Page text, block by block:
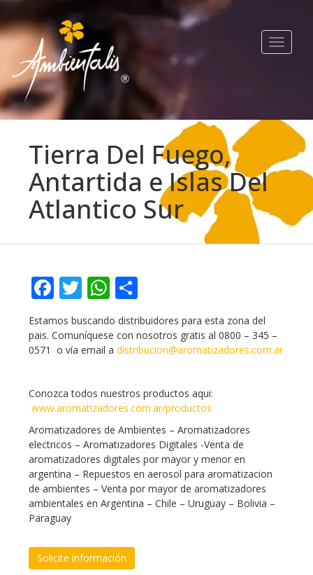
Toggle
Tierra Del Fuego,
Antartida e Islas Del
Atlantico Sur
Facebook
TwitterWhatsApp
Estamos buscando distribuidores para esta zona del
pais. Comuníquese con nosotros gratis al 0800 – 345 –
0571 o vía email a distribucion@aromatizadores.com.ar
Conozca todos nuestros productos aqui:
www.aromatizadores.com.ar/productos
Aromatizadores de Ambientes – Aromatizadores
electricos – Aromatizadores Digitales -Venta de
aromatizadores digitales por mayor y menor en
argentina – Repuestos en aerosol para aromatizacion
de ambientes – Venta por mayor de aromatizadores
ambientales en Argentina – Chile – Uruguay – Bolivia –
Paraguay
Solicite información